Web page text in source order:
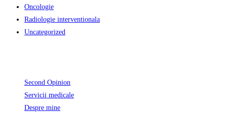
Oncologie
Radiologie interventionala
Uncategorized
Second Opinion
Servicii medicale
Despre mine